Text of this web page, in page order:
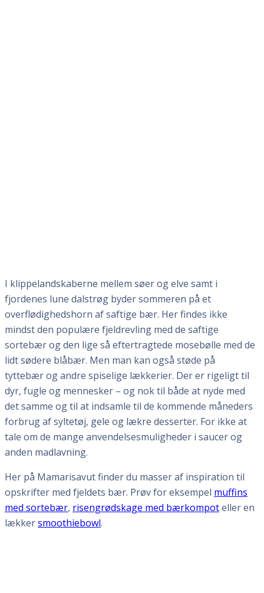
I klippelandskaberne mellem søer og elve samt i
fjordenes lune dalstrøg byder sommeren på et
overflødighedshorn af saftige bær. Her findes ikke
mindst den populære fjeldrevling med de saftige
sortebær og den lige så eftertragtede mosebølle med de
lidt sødere blåbær. Men man kan også støde på
tyttebær og andre spiselige lækkerier. Der er rigeligt til
dyr, fugle og mennesker – og nok til både at nyde med
det samme og til at indsamle til de kommende måneders
forbrug af syltetøj, gele og lækre desserter. For ikke at
tale om de mange anvendelsesmuligheder i saucer og
anden madlavning.
Her på Mamarisavut finder du masser af inspiration til
opskrifter med fjeldets bær. Prøv for eksempel muffins
med sortebær, risengrødskage med bærkompoteller en
lækkersmoothiebowl.